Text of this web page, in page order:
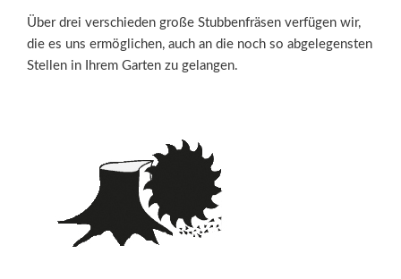
Über drei verschieden große Stubbenfräsen verfügen wir,
die es uns ermöglichen, auch an die noch so abgelegensten
Stellen in Ihrem Garten zu gelangen.